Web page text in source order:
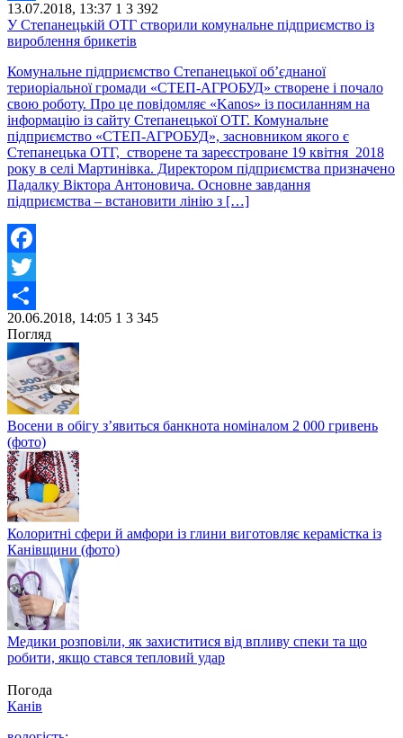
Share
13.07.2018, 13:37 1 3 392
У Степанецькій ОТГ створили комунальне підприємство із
вироблення брикетів
Комунальне підприємство Степанецької об’єднаної
териоріальної громади «СТЕП-АГРОБУД» створене і почало
свою роботу. Про це повідомляє «Kanos» із посиланням на
інформацію із сайту Степанецької ОТГ. Комунальне
підприємство «СТЕП-АГРОБУД», засновником якого є
Степанецька ОТГ, створене та зареєстроване 19 квітня 2018
року в селі Мартинівка. Директором підприємства призначено
Падалку Віктора Антоновича. Основне завдання
підприємства – встановити лінію з […]
Facebook
Twitter
Share
20.06.2018, 14:05 1 3 345
Погляд
Восени в обігу з’явиться банкнота номіналом 2 000 гривень
(фото)
Колоритні сфери й амфори із глини виготовляє керамістка із
Канівщини (фото)
Медики розповіли, як захиститися від впливу спеки та що
робити, якщо стався тепловий удар
Погода
Канів